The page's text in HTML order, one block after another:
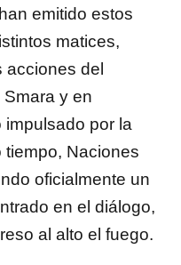
emitido estos
matices,
del
y en
impulsado por la
tiempo, Naciones
oficialmente un
en el diálogo,
al alto el fuego.